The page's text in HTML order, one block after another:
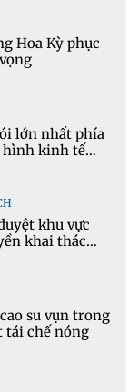
Hoa Kỳ phục
lớn nhất phía
hình kinh tế
khu vực
khai thác
su vụn trong
tái chế nóng